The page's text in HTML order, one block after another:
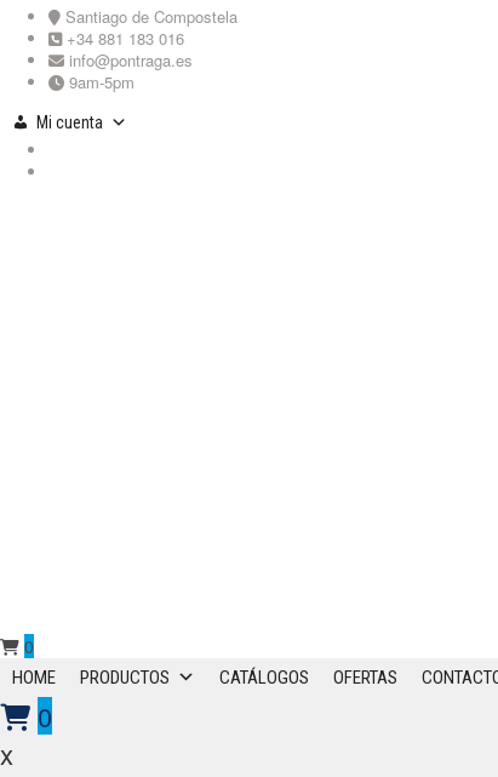
Skip
content
Santiago de Compostela
+34 881 183 016
info@pontraga.es
9am-5pm
Mi cuenta
0
Primary
Menu
HOME PRODUCTOS CATÁLOGOS OFERTAS
0
x